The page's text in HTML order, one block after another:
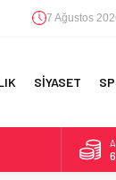
7 Ağustos
SİYASET